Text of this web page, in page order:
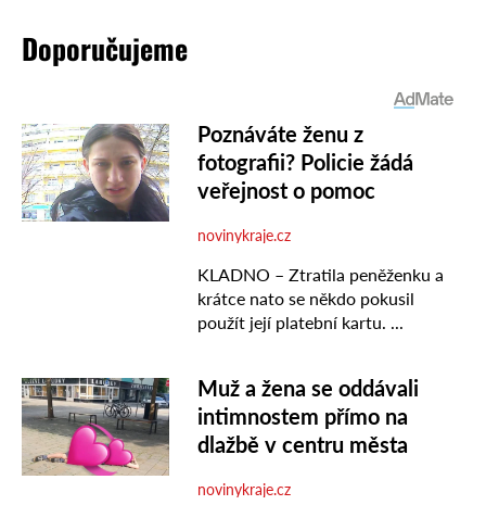
Doporučujeme